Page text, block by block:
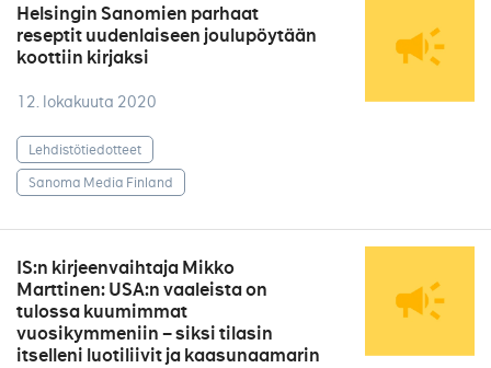
Helsingin Sanomien parhaat
reseptit uudenlaiseen joulupöytään
koottiin kirjaksi
12. lokakuuta 2020
Lehdistötiedotteet
Sanoma Media Finland
IS:n kirjeenvaihtaja Mikko
Marttinen: USA:n vaaleista on
tulossa kuumimmat
vuosikymmeniin – siksi tilasin
itselleni luotiliivit ja kaasunaamarin